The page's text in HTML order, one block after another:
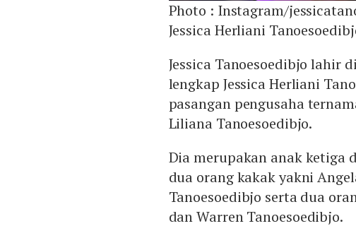
Photo : Instagram/
Jessica Herliani
Jessica Tanoesoedibjo lahir
lengkap Jessica Herliani
pasangan pengusaha
Liliana Tanoesoedibjo.
Dia merupakan anak ketiga
dua orang kakak yakni
Tanoesoedibjo serta dua
dan Warren Tanoesoedibjo.